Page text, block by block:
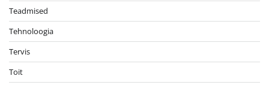
Teadmised
Tehnoloogia
Tervis
Toit